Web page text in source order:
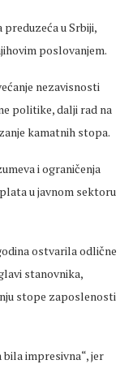
preduzeća u Srbiji,
poslovanjem.
nezavisnosti
politike, dalji rad na
kamatnih stopa.
i ograničenja
u javnom sektoru
ostvarila odlične
stanovnika,
stope zaposlenosti
bila impresivna“, jer